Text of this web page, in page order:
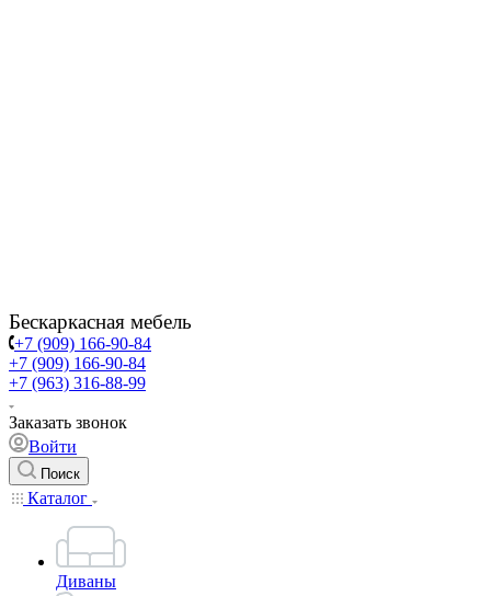
Бескаркасная мебель
+7 (909) 166-90-84
+7 (909) 166-90-84
+7 (963) 316-88-99
Заказать звонок
Войти
Поиск
Каталог
Диваны